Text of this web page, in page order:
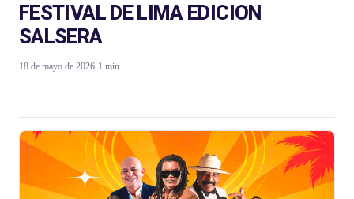
FESTIVAL DE LIMA EDICION
SALSERA
18 de mayo de 2026·1 min